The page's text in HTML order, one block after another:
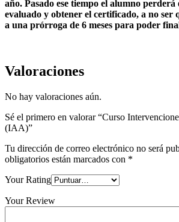
año. Pasado ese tiempo el alumno perderá
evaluado y obtener el certificado, a no ser
a una prórroga de 6 meses para poder
Valoraciones
No hay valoraciones aún.
Sé el primero en valorar “Curso
(IAA)”
Tu dirección de correo electrónico no será
obligatorios están marcados con *
Your Rating
Your Review